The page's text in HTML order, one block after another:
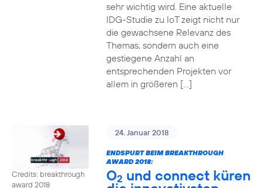
sehr wichtig wird. Eine aktuelle
IDG-Studie zu IoT zeigt nicht nur
die gewachsene Relevanz des
Themas, sondern auch eine
gestiegene Anzahl an
entsprechenden Projekten vor
allem in größeren […]
Credits: breakthrough
award 2018
24. Januar 2018
ENDSPURT BEIM BREAKTHROUGH
AWARD 2018:
O2 und connect küren